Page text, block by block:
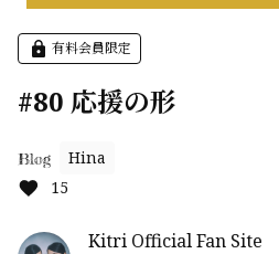
有料会員限定
#80 応援の形
Blog
Hina
15
Kitri Official Fan Site